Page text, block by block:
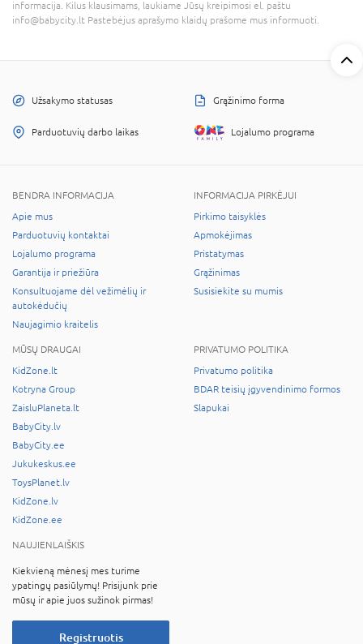
informacija. Kilus klausimams, laukiame Jūsų kreipimosi el. paštu
info@babycity.lt Pastebėjus aprašymo klaidų prašome mus informuoti.
Užsakymo statusas Grąžinimo forma
Parduotuvių darbo laikas Lojalumo programa
BENDRA INFORMACIJA
Apie mus
Parduotuvių kontaktai
Lojalumo programa
Garantija ir priežiūra
Konsultuojame dėl vežimėlių ir
autokėdučių
Naujagimio kraitelis
INFORMACIJA PIRKĖJUI
Pirkimo taisyklės
Apmokėjimas
Pristatymas
Grąžinimas
Susisiekite su mumis
MŪSŲ DRAUGAI
KidZone.lt
Kotryna Group
ZaisluPlaneta.lt
BabyCity.lv
BabyCity.ee
Jukukeskus.ee
ToysPlanet.lv
KidZone.lv
KidZone.ee
PRIVATUMO POLITIKA
Privatumo politika
BDAR teisių įgyvendinimo formos
Slapukai
NAUJIENLAIŠKIS
Kiekvieną mėnesį mes turime
ypatingų pasiūlymų! Prisijunk prie
mūsų ir apie juos sužinok pirmas!
Registruotis